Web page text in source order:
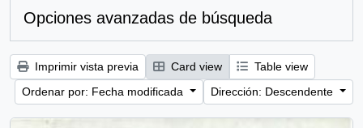
Opciones avanzadas de búsqueda
Imprimir vista previa Card view
Table view
Ordenar por: Fecha modificada
Dirección: Descendente